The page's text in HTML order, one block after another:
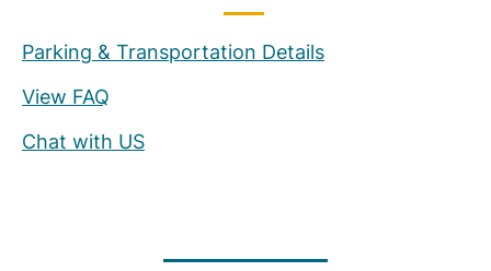
Parking & Transportation Details
View FAQ
Chat with US